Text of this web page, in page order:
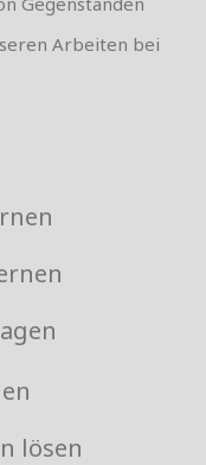
Arbeiten bei
lösen